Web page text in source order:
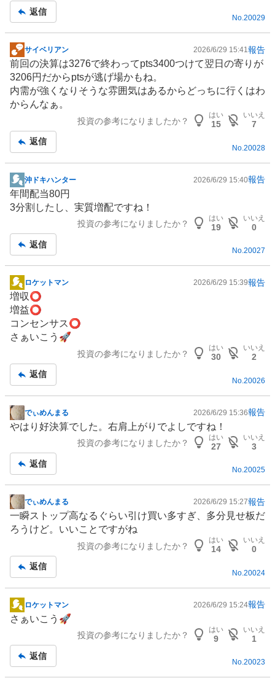
返信
No.20029
掲
示
板
記
事
サイベリアン 2026/6/29 15:41報告
前回の決算は3276で終わってpts3400つけて翌日の寄りが
3206円だからptsが逃げ場かもね。
内需が強くなりそうな雰囲気はあるからどっちに行くはわ
からんなぁ。
投資の参考になりましたか？
はい
15
いいえ
7
返信
No. 20028
掲
示
板
沖ドキハンター 2026/6/29 15:40報告
年間配当80円
3分割したし、実質増配ですね！
投資の参考になりましたか？
はい
19
いいえ
0
返信
No.20027
掲
示
板
記
事
ロケットマン 2026/6/29 15:39報告
増収⭕️
増益⭕️
コンセンサス⭕️
さぁいこう🚀
投資の参考になりましたか？
はい
30
いいえ
2
返信
No. 20026
掲
示
事
でぃめんまる 2026/6/29 15:36報告
やはり好決算でした。右肩上がりでよしですね！
投資の参考になりましたか？
はい
27
いいえ
3
返信
No.20025
掲
板
でぃめんまる 2026/6/29 15:27報告
一瞬ストップ高なるぐらい引け買い多すぎ、多分見せ板だ
ろうけど。いいことですがね
投資の参考になりましたか？
はい
14
いいえ
0
返信
No. 20024
掲
示
事
ロケットマン 2026/6/29 15:24報告
さぁいこう🚀
投資の参考になりましたか？
はい
9
いいえ
1
返信
No.20023